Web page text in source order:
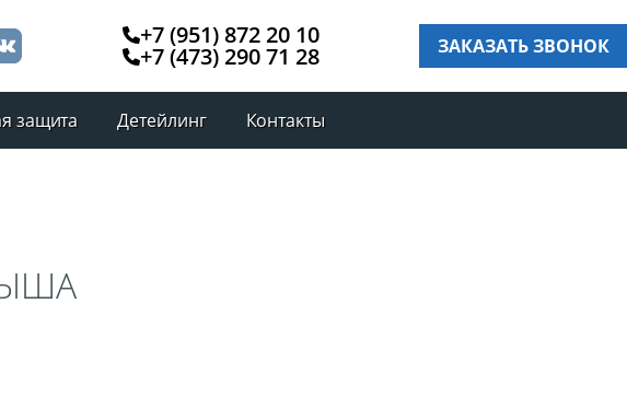
+7 (951) 872 20 10
+7 (473) 290 71 28 ЗАКАЗАТЬ ЗВОНОК
защита Детейлинг Контакты